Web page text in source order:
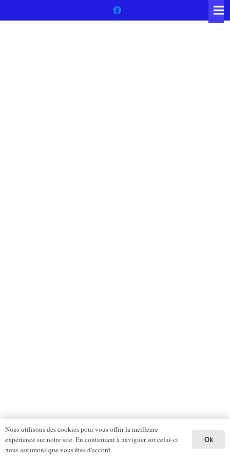
Nous utilisons des cookies pour vous offrir la meilleure
expérience sur notre site. En continuant à naviguer sur celui-ci
nous assumons que vous êtes d'accord.
Ok